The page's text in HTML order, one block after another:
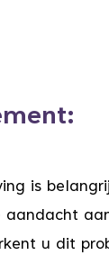
is
aandacht
u dit